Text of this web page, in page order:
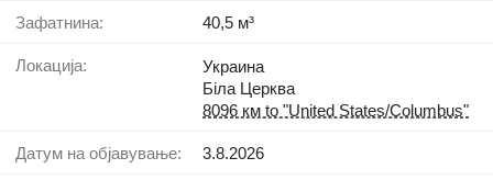
Зафатнина: 40,5 м³
Локација:
Украина
Біла Церква
8096 км to "United States/Columbus"
Датум на објавување: 3.8.2026